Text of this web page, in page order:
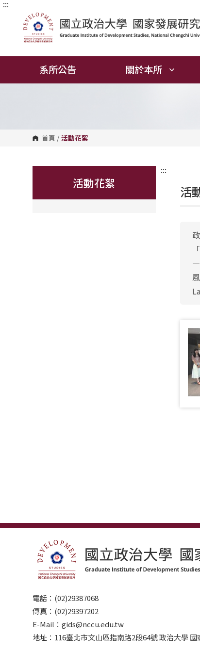
跳
塊
:::
系所公告 關於本所
首頁 / 活動花絮
活動花絮
:::
活
—
電話：(02)29387068
傳真：(02)29397202
E-Mail：gids@nccu.edu.tw
地址：116臺北市文山區指南路2段64號 政治大學